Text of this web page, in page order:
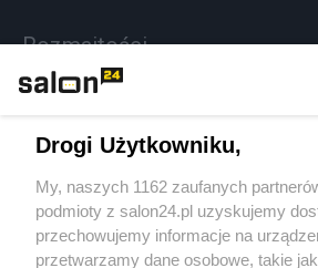
Rozmaitości
Sport
Społeczeństwo
Drogi Użytkowniku,
My, naszych 1162 zaufanych
podmioty z salon24.pl uzyskujemy
przechowujemy informacje na
przetwarzamy dane osobowe, takie